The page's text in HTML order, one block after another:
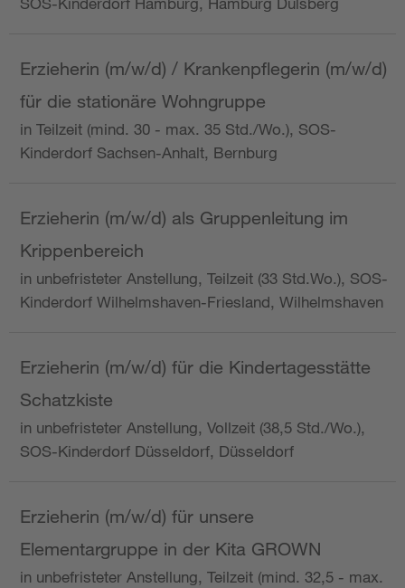
Erzieherin (m/w/d) / Krankenpflegerin (m/w/d)
für die stationäre Wohngruppe
in Teilzeit (mind. 30 - max. 35 Std./Wo.), SOS-
Kinderdorf Sachsen-Anhalt, Bernburg
Erzieherin (m/w/d) als Gruppenleitung im
Krippenbereich
in unbefristeter Anstellung, Teilzeit (33 Std.Wo.), SOS-
Kinderdorf Wilhelmshaven-Friesland, Wilhelmshaven
Erzieherin (m/w/d) für die Kindertagesstätte
Schatzkiste
in unbefristeter Anstellung, Vollzeit (38,5 Std./Wo.),
SOS-Kinderdorf Düsseldorf, Düsseldorf
Erzieherin (m/w/d) für unsere
Elementargruppe in der Kita GROWN
in unbefristeter Anstellung, Teilzeit (mind. 32,5 - max.